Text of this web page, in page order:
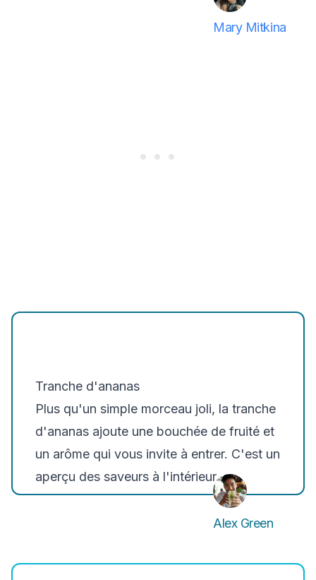
Mary Mitkina
Tranche d'ananas
Plus qu'un simple morceau joli, la tranche
d'ananas ajoute une bouchée de fruité et
un arôme qui vous invite à entrer. C'est un
aperçu des saveurs à l'intérieur.
Alex Green